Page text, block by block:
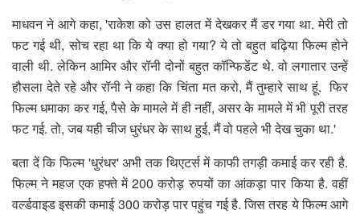
माधवन ने आगे कहा, 'राकेश को उस हालत में देखकर मैं डर गया था. मेरी तो
फट गई थी, सोच रहा था कि ये क्या हो गया? ये तो बहुत बढ़िया फिल्म होने
वाली थी. लेकिन आमिर और रॉनी दोनों बहुत कॉन्फिडेंट थे. वो लगातार उन्हें
हौसला देते रहे और रॉनी ने कहा कि चिंता मत करो, मैं तुम्हारे साथ हूं. फिर
फिल्म धमाका कर गई, पैसे के मामले में ही नहीं, असर के मामले में भी पूरी तरह
फट गई. तो, जब यही चीज धुरंधर के साथ हुई, मैं वो पहले भी देख चुका था.'
बता दें कि फिल्म 'धुरंधर' अभी तक थिएटर्स में काफी तगड़ी कमाई कर रही है.
फिल्म ने महज एक हफ्ते में 200 करोड़ रुपयों का आंकड़ा पार किया है. वहीं
वर्ल्डवाइड इसकी कमाई 300 करोड़ पार पहुंच गई है. जिस तरह ये फिल्म आगे